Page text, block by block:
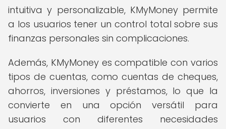
intuitiva y personalizable, KMyMoney permite
a los usuarios tener un control total sobre sus
finanzas personales sin complicaciones.
Además, KMyMoney es compatible con varios
tipos de cuentas, como cuentas de cheques,
ahorros, inversiones y préstamos, lo que la
convierte en una opción versátil para
usuarios con diferentes necesidades